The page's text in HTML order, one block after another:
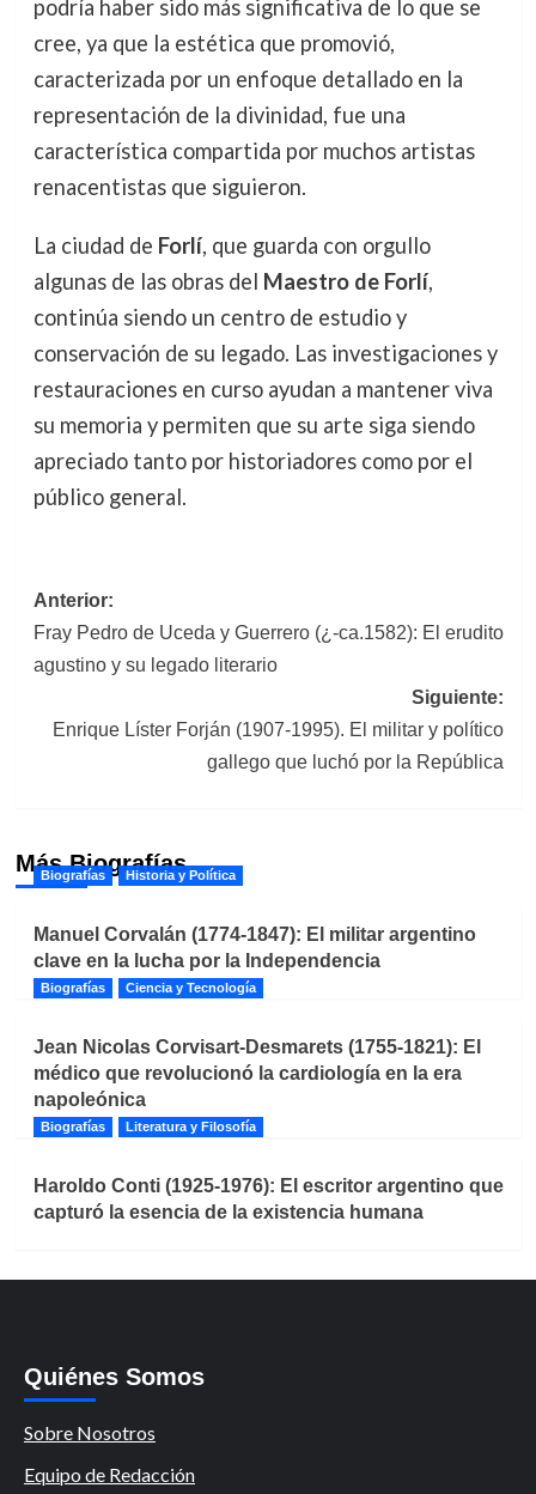
podría haber sido más significativa de lo que se
cree, ya que la estética que promovió,
caracterizada por un enfoque detallado en la
representación de la divinidad, fue una
característica compartida por muchos artistas
renacentistas que siguieron.
La ciudad de Forlí, que guarda con orgullo
algunas de las obras del Maestro de Forlí,
continúa siendo un centro de estudio y
conservación de su legado. Las investigaciones y
restauraciones en curso ayudan a mantener viva
su memoria y permiten que su arte siga siendo
apreciado tanto por historiadores como por el
público general.
Navegación
de
entradas
Anterior:
Fray Pedro de Uceda y Guerrero (¿-ca.1582): El erudito
agustino y su legado literario
Siguiente:
Enrique Líster Forján (1907-1995). El militar y político
gallego que luchó por la República
Más Biografías
Biografías Historia y Política
Manuel Corvalán (1774-1847): El militar argentino
clave en la lucha por la Independencia
Biografías Ciencia y Tecnología
Jean Nicolas Corvisart-Desmarets (1755-1821): El
médico que revolucionó la cardiología en la era
napoleónica
Biografías Literatura y Filosofía
Haroldo Conti (1925-1976): El escritor argentino que
capturó la esencia de la existencia humana
Quiénes Somos
Sobre Nosotros
Equipo de Redacción